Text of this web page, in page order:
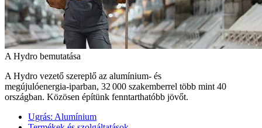
A Hydro bemutatása
A Hydro vezető szereplő az alumínium- és
megújulóenergia‑iparban, 32 000 szakemberrel több mint 40
országban. Közösen építünk fenntarthatóbb jövőt.
Ugrás: Alumínium